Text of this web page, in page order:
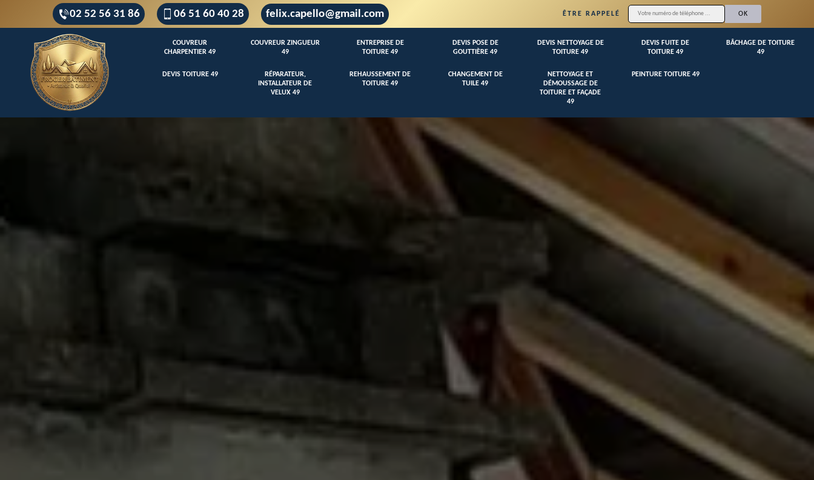
02 52 56 31 86 06 51 60 40 28 felix.capello@gmail.com ÊTRE RAPPELÉ
COUVREUR
CHARPENTIER 49
COUVREUR ZINGUEUR
49
ENTREPRISE DE
TOITURE 49
DEVIS POSE DE
GOUTTIÈRE 49
DEVIS NETTOYAGE DE
TOITURE 49
DEVIS FUITE DE
TOITURE 49
BÂCHAGE DE TOITURE
49
DEVIS TOITURE 49
RÉPARATEUR,
INSTALLATEUR DE
VELUX 49
REHAUSSEMENT DE
TOITURE 49
CHANGEMENT DE
TUILE 49
NETTOYAGE ET
DÉMOUSSAGE DE
TOITURE ET FAÇADE
49
PEINTURE TOITURE 49